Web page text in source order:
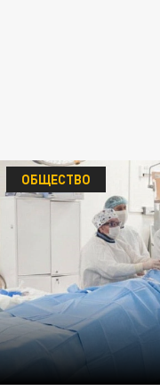
ОБЩЕСТВО